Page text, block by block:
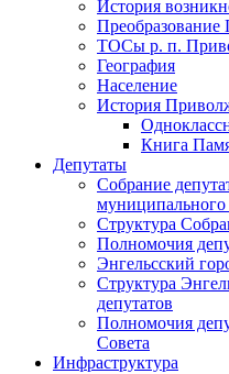
История
ТОСы р. п.
География
Население
История
Книга
Депутаты
Собрание
муниципального
Структура
Полномочия
Энгельсский
Структура
депутатов
Полномочия
Совета
Инфраструктура